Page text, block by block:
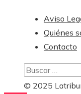
Aviso
Quiénes
Contacto
Buscar:
© 2025